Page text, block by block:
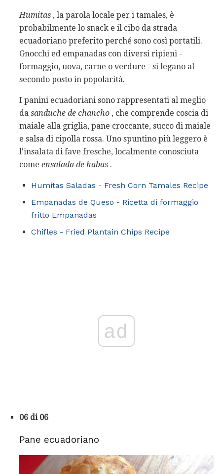
Humitas , la parola locale per i tamales, è
probabilmente lo snack e il cibo da strada
ecuadoriano preferito perché sono così portatili.
Gnocchi ed empanadas con diversi ripieni -
formaggio, uova, carne o verdure - si legano al
secondo posto in popolarità.
I panini ecuadoriani sono rappresentati al meglio
da sanduche de chancho , che comprende coscia di
maiale alla griglia, pane croccante, succo di maiale
e salsa di cipolla rossa. Uno spuntino più leggero è
l'insalata di fave fresche, localmente conosciuta
come ensalada de habas .
Humitas Saladas - Fresh Corn Tamales Recipe
Empanadas de Queso - Ricetta di formaggio
fritto Empanadas
Chifles - Fried Plantain Chips Recipe
ad
06 di 06
Pane ecuadoriano